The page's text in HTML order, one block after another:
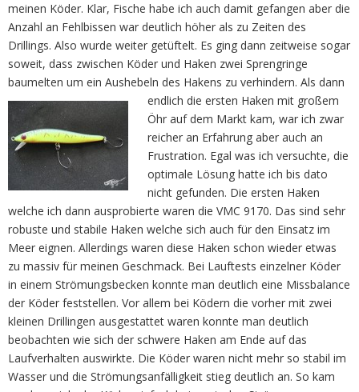
meinen Köder. Klar, Fische habe ich auch damit gefangen aber die
Anzahl an Fehlbissen war deutlich höher als zu Zeiten des
Drillings. Also wurde weiter getüftelt. Es ging dann zeitweise sogar
soweit, dass zwischen Köder und Haken zwei Sprengringe
baumelten um ein Aushebeln des Hakens zu verhindern. Als dann
endlich die ersten Haken mit großem
Öhr auf dem Markt kam, war ich zwar
reicher an Erfahrung aber auch an
Frustration. Egal was ich versuchte, die
optimale Lösung hatte ich bis dato
nicht gefunden. Die ersten Haken
welche ich dann ausprobierte waren die VMC 9170. Das sind sehr
robuste und stabile Haken welche sich auch für den Einsatz im
Meer eignen. Allerdings waren diese Haken schon wieder etwas
zu massiv für meinen Geschmack. Bei Lauftests einzelner Köder
in einem Strömungsbecken konnte man deutlich eine Missbalance
der Köder feststellen. Vor allem bei Ködern die vorher mit zwei
kleinen Drillingen ausgestattet waren konnte man deutlich
beobachten wie sich der schwere Haken am Ende auf das
Laufverhalten auswirkte. Die Köder waren nicht mehr so stabil im
Wasser und die Strömungsanfälligkeit stieg deutlich an. So kam